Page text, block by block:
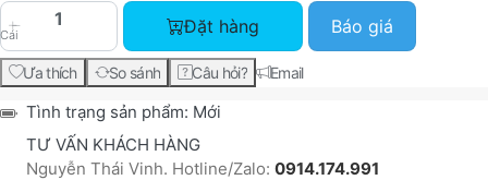
Cái
Mực in Canon 057 Black Toner Cartridge
Đặt hàng Báo giá
Ưa thích So sánh Câu hỏi? Email
Tình trạng sản phẩm: Mới
TƯ VẤN KHÁCH HÀNG
Nguyễn Thái Vinh. Hotline/Zalo: 0914.174.991